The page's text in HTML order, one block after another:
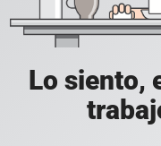
Lo siento,